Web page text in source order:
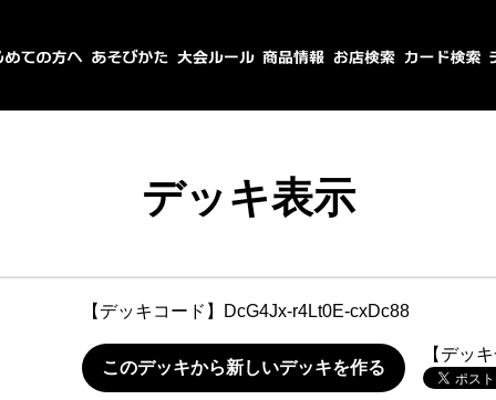
デッキ表示
【デッキコード】 DcG4Jx-r4Lt0E-cxDc88
このデッキから新しいデッキを作る
【デッ